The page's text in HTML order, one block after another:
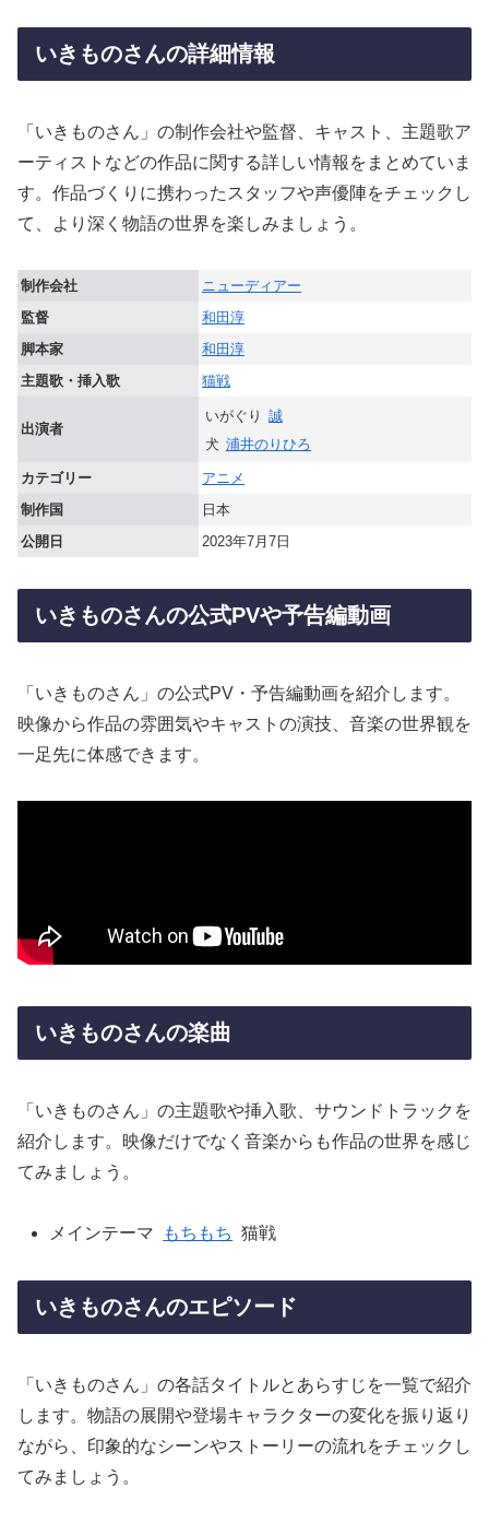
いきものさんの詳細情報
「いきものさん」の制作会社や監督、キャスト、主題歌ア
ーティストなどの作品に関する詳しい情報をまとめていま
す。作品づくりに携わったスタッフや声優陣をチェックし
て、より深く物語の世界を楽しみましょう。
制作会社
ニューディアー
監督
和田淳
脚本家
和田淳
主題歌・挿入歌
猫戦
出演者
いがぐり 誠
犬 浦井のりひろ
カテゴリー
アニメ
制作国
日本
公開日
2023年7月7日
いきものさんの公式PVや予告編動画
「いきものさん」の公式PV・予告編動画を紹介します。
映像から作品の雰囲気やキャストの演技、音楽の世界観を
一足先に体感できます。
いきものさんの楽曲
「いきものさん」の主題歌や挿入歌、サウンドトラックを
紹介します。映像だけでなく音楽からも作品の世界を感じ
てみましょう。
メインテーマ もちもち 猫戦
いきものさんのエピソード
「いきものさん」の各話タイトルとあらすじを一覧で紹介
します。物語の展開や登場キャラクターの変化を振り返り
ながら、印象的なシーンやストーリーの流れをチェックし
てみましょう。